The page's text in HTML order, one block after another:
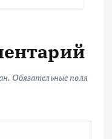
Обязательные поля